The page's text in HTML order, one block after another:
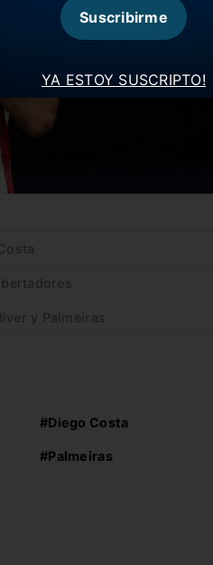
y Palmeiras
#Diego Costa
#Palmeiras
YA ESTOY SUSCRIPTO!
Suscribirme